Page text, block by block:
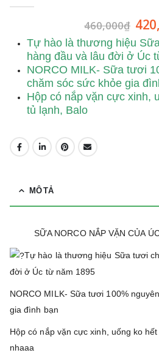
460,000₫
Tự hào là thương hiệu
hàng đầu và lâu đời ở Úc
NORCO MILK- Sữa tươi
chăm sóc sức khỏe gia
Hộp có nắp vặn cực xinh,
tủ lạnh, Balo
MÔ TẢ
SỮA NORCO NẮP VẶN CỦA
Tự hào là thương hiệu Sữa tươi
đời ở Úc từ năm 1895
NORCO MILK- Sữa tươi 100%
gia đình bạn
Hộp có nắp vặn cực xinh, uống ko
nhaaa